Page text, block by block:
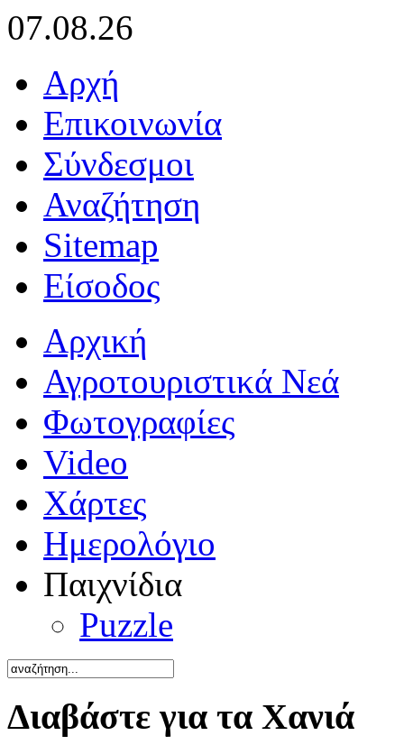
07.08.26
Αρχή
Επικοινωνία
Σύνδεσμοι
Αναζήτηση
Sitemap
Είσοδος
Αρχική
Αγροτουριστικά Νεά
Φωτογραφίες
Video
Χάρτες
Ημερολόγιο
Παιχνίδια
Puzzle
Διαβάστε για τα Χανιά